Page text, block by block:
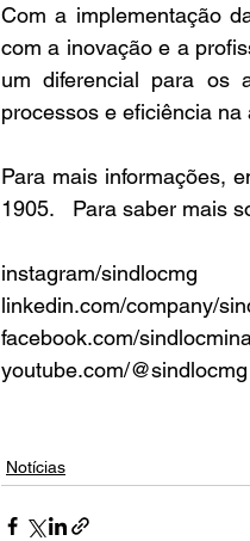
Com a implementação
com a inovação e a
um diferencial para os
processos e eficiência na
Para mais informações,
1905. Para saber mais
instagram/sindlocmg
linkedin.com/company/
facebook.com/
youtube.com/@sindlocmg
Notícias